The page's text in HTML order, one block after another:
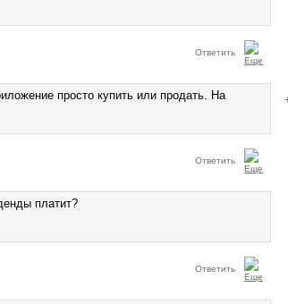
Ответить
просто купить или продать. На
Ответить
платит?
Ответить